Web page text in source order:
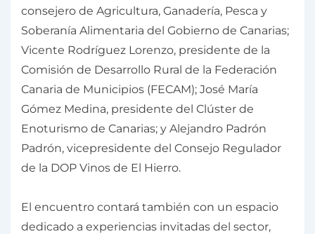
consejero de Agricultura, Ganadería, Pesca y
Soberanía Alimentaria del Gobierno de Canarias;
Vicente Rodríguez Lorenzo, presidente de la
Comisión de Desarrollo Rural de la Federación
Canaria de Municipios (FECAM); José María
Gómez Medina, presidente del Clúster de
Enoturismo de Canarias; y Alejandro Padrón
Padrón, vicepresidente del Consejo Regulador
de la DOP Vinos de El Hierro.
El encuentro contará también con un espacio
dedicado a experiencias invitadas del sector,